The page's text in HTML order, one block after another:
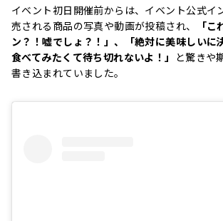
イベント初日開催前からは、イベント公式イ
売される商品の写真や動画が投稿され、
「
ン？！嘘でしょ？！」、「絶対に美味しいに
食べてみたくて待ち切れないよ！」 と驚きや
書き込まれていました。